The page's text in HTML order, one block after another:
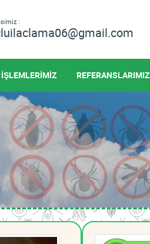
:
İŞLEMLERİMİZ REFERANSLARIMIZ